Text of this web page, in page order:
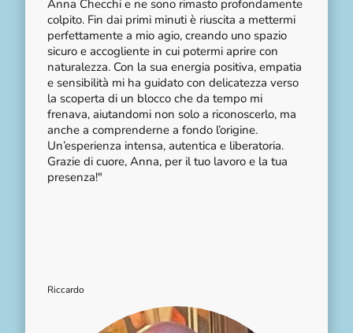
Anna Checchi e ne sono rimasto profondamente
colpito. Fin dai primi minuti è riuscita a mettermi
perfettamente a mio agio, creando uno spazio
sicuro e accogliente in cui potermi aprire con
naturalezza. Con la sua energia positiva, empatia
e sensibilità mi ha guidato con delicatezza verso
la scoperta di un blocco che da tempo mi
frenava, aiutandomi non solo a riconoscerlo, ma
anche a comprenderne a fondo l’origine.
Un’esperienza intensa, autentica e liberatoria.
Grazie di cuore, Anna, per il tuo lavoro e la tua
presenza!"
Riccardo